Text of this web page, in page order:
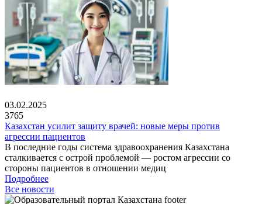
03.02.2025
3765
Казахстан усилит защиту врачей: новые меры против
агрессии пациентов
В последние годы система здравоохранения Казахстана
сталкивается с острой проблемой — ростом агрессии со
стороны пациентов в отношении медиц
Подробнее
Все новости